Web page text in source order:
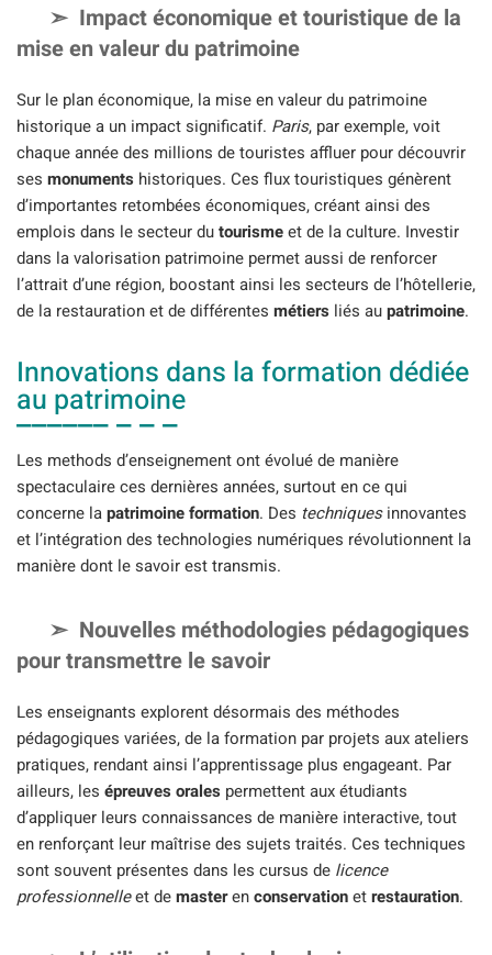
Impact économique et touristique de la
mise en valeur du patrimoine
Sur le plan économique, la mise en valeur du patrimoine
historique a un impact significatif. Paris, par exemple, voit
chaque année des millions de touristes affluer pour découvrir
ses monuments historiques. Ces flux touristiques génèrent
d’importantes retombées économiques, créant ainsi des
emplois dans le secteur dutourismeet de la culture. Investir
dans la valorisation patrimoine permet aussi de renforcer
l’attrait d’une région, boostant ainsi les secteurs de l’hôtellerie,
de la restauration et de différentes métiers liés aupatrimoine.
Innovations dans la formation dédiée
au patrimoine
Les methods d’enseignement ont évolué de manière
spectaculaire ces dernières années, surtout en ce qui
concerne lapatrimoine formation. Des techniquesinnovantes
et l’intégration des technologies numériques révolutionnent la
manière dont le savoir est transmis.
Nouvelles méthodologies pédagogiques
pour transmettre le savoir
Les enseignants explorent désormais des méthodes
pédagogiques variées, de la formation par projets aux ateliers
pratiques, rendant ainsi l’apprentissage plus engageant. Par
ailleurs, les épreuves orales permettent aux étudiants
d’appliquer leurs connaissances de manière interactive, tout
en renforçant leur maîtrise des sujets traités. Ces techniques
sont souvent présentes dans les cursus de licence
professionnelleet demasterenconservationetrestauration.